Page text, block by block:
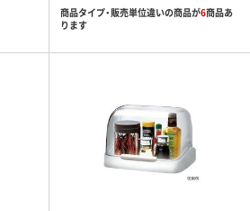
商品タイプ・販売単位違いの商品が6商品あ
ります